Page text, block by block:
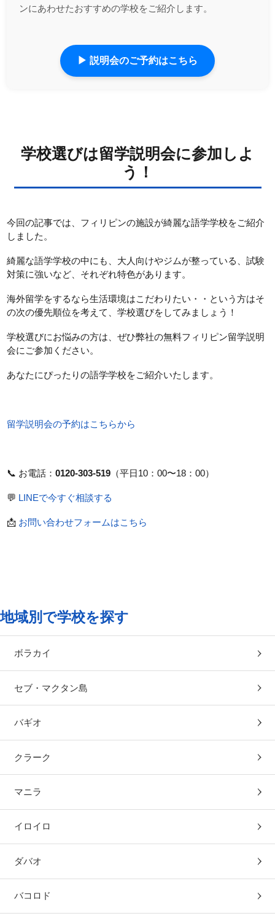
ンにあわせたおすすめの学校をご紹介します。
▶ 説明会のご予約はこちら
学校選びは留学説明会に参加しよ
う！
今回の記事では、フィリピンの施設が綺麗な語学学校をご紹介
しました。
綺麗な語学学校の中にも、大人向けやジムが整っている、試験
対策に強いなど、それぞれ特色があります。
海外留学をするなら生活環境はこだわりたい・・という方はそ
の次の優先順位を考えて、学校選びをしてみましょう！
学校選びにお悩みの方は、ぜひ弊社の無料フィリピン留学説明
会にご参加ください。
あなたにぴったりの語学学校をご紹介いたします。
留学説明会の予約はこちらから
📞 お電話：0120-303-519 （平日10：00〜18：00）
💬 LINEで今すぐ相談する
📩 お問い合わせフォームはこちら
地域別で学校を探す
ボラカイ
セブ・マクタン島
バギオ
クラーク
マニラ
イロイロ
ダバオ
バコロド